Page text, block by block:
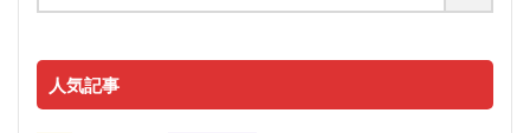
人気記事